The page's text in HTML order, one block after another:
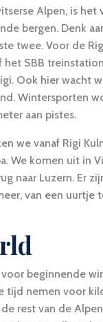
Alpen, is
bergen. Denk
twee. Voor de
het SBB
Ook hier wacht
Wintersporten
aan pistes.
we vanaf Rigi
We komen uit in
naar Luzern. Er
van een
beginnende
tijd nemen voor
rest van de